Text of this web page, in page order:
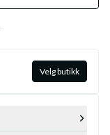
Velg butikk